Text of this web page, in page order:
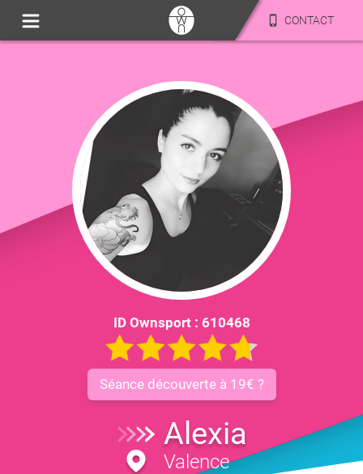
CONTACT
ID Ownsport : 610468
Séance découverte à 19€ ?
Alexia
Valence